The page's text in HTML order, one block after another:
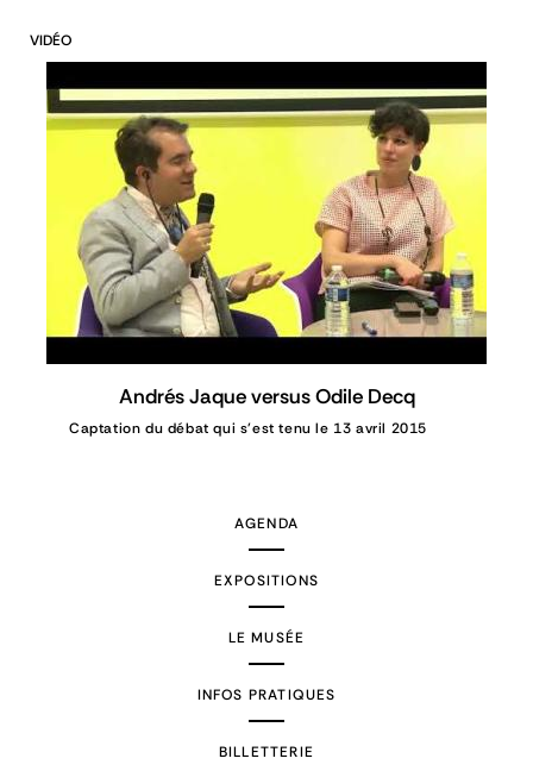
VIDÉO
Andrés Jaque versus Odile Decq
Captation du débat qui s'est tenu le 13 avril 2015
AGENDA
EXPOSITIONS
LE MUSÉE
INFOS PRATIQUES
BILLETTERIE